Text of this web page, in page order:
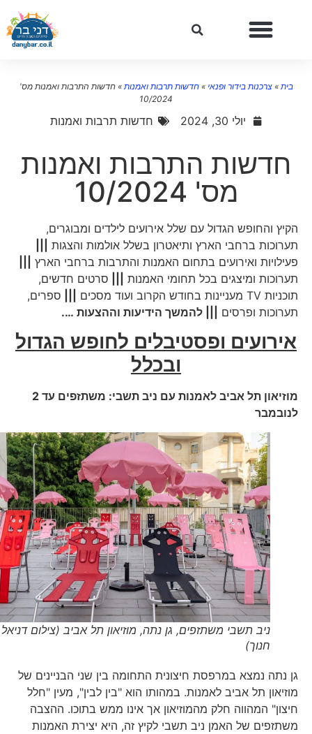
»צרכנות בידור ופנאי»חדשות תרבות ואמנות»חדשות התרבות ואמנות מס'
10/2024
יולי 30, 2024 חדשות תרבות ואמנות
חדשות התרבות ואמנות
מס' 10/2024
הקיץ והחופש הגדול עם שלל אירועים לילדים ומבוגרים,
תערוכות ברחבי הארץ ותיאטרון בשלל אולמות והצגות|||
פעילויות ואירועים בתחום האמנות והתרבות ברחבי הארץ|||
תערוכות ומיצגים בכל תחומי האמנות|||
סרטים חדשים,
תוכניות TV מעניינות בחודש הקרוב ועוד מסכים
|||
ספרים,
תערוכות ופרסים||| להמשך הידיעות וההצעות ….
אירועים ופסטיבלים לחופש הגדול
ובכלל
מוזיאון תל אביב לאמנות עם ניב תשבי: משתזפים עד 2
לנובמבר
ניב תשבי משתזפים, גן נתה, מוזיאון תל אביב (צילום דניאל
חנוך)
גן נתה נמצא במרפסת חיצונית התחומה בין שני הבניינים של
מוזיאון תל אביב לאמנות. במהותו הוא "בין לבין", מעין "חלל
חיצון" המהווה חלק מהמוזיאון אך אינו ממש בתוכו. ההצבה
משתזפים של האמן ניב תשבי לקיץ זה, היא יצירת האמנות